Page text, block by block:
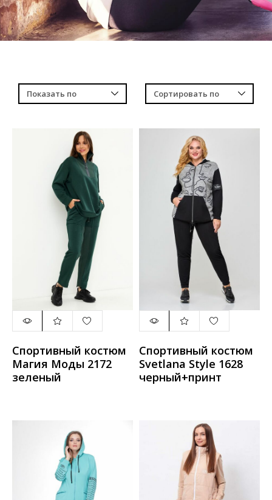
Спортивный костюм
Магия Моды 2172
зеленый
Спортивный костюм
Svetlana Style 1628
черный+принт